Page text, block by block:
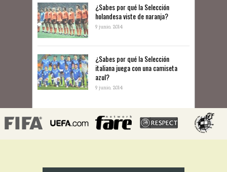
​¿Sabes por qué la Selección
holandesa viste de naranja?
9 junio, 2014
¿Sabes por qué la Selección
italiana juega con una camiseta
azul?
9 junio, 2014